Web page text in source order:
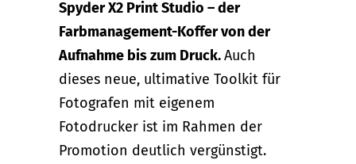
Spyder X2 Print Studio – der
Farbmanagement-Koffer von der
Aufnahme bis zum Druck.Auch
dieses neue, ultimative Toolkit für
Fotografen mit eigenem
Fotodrucker ist im Rahmen der
Promotion deutlich vergünstigt.